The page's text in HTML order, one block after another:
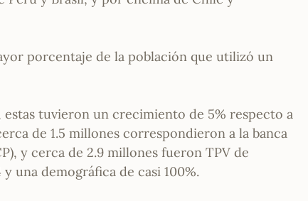
porcentaje de la población que utilizó un
tuvieron un crecimiento de 5% respecto a
de 1.5 millones correspondieron a la banca
y cerca de 2.9 millones fueron TPV de
una demográfica de casi 100%.